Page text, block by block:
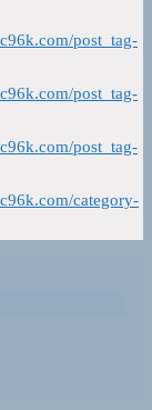
post_tag-
post_tag-
post_tag-
category-